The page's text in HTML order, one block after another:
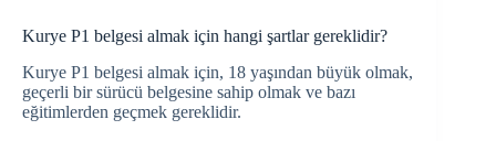
Kurye P1 belgesi almak için hangi şartlar gereklidir?
Kurye P1 belgesi almak için, 18 yaşından büyük olmak,
geçerli bir sürücü belgesine sahip olmak ve bazı
eğitimlerden geçmek gereklidir.